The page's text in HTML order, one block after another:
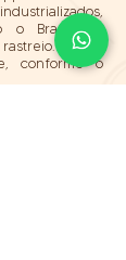
o Brasil via
conforme o